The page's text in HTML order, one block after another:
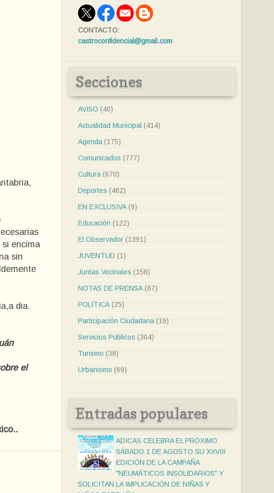
si encima
sin
dia.
el
CONTACTO:
castroconfidencial@gmail.com
Secciones
AVISO (40)
Actualidad Municipal (414)
Agenda (175)
Comunicados (777)
Cultura (670)
Deportes (462)
EN EXCLUSIVA (9)
Educación (122)
El Observador (1391)
JUVENTUD (1)
Juntas Vecinales (158)
NOTAS DE PRENSA (67)
POLÍTICA (25)
Participación Ciudadana (19)
Servicios Públicos (304)
Turismo (38)
Urbanismo (69)
Entradas populares
ADICAS CELEBRA EL PRÓXIMO
SÁBADO 1 DE AGOSTO SU XXVIII
EDICIÓN DE LA CAMPAÑA
"NEUMÁTICOS INSOLIDARIOS" Y
SOLICITAN LA IMPLICACIÓN DE NIÑAS Y